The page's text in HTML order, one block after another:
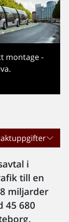
montage -
i
till en
miljarder
45 680